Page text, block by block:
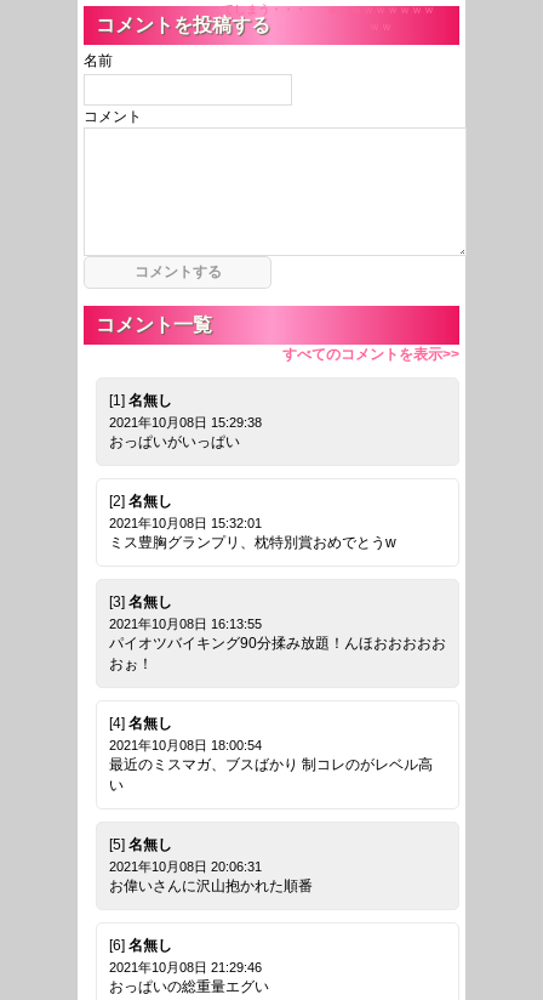
てしまう・・・
ｗｗｗｗｗｗｗｗｗ
ｗｗ
コメントを投稿する
名前
コメント
コメント一覧
すべてのコメントを表示>>
[1] 名無し
2021年10月08日 15:29:38
おっぱいがいっぱい
[2] 名無し
2021年10月08日 15:32:01
ミス豊胸グランプリ、枕特別賞おめでとうw
[3] 名無し
2021年10月08日 16:13:55
パイオツバイキング90分揉み放題！んほおおおおお
おぉ！
[4] 名無し
2021年10月08日 18:00:54
最近のミスマガ、ブスばかり 制コレのがレベル高
い
[5] 名無し
2021年10月08日 20:06:31
お偉いさんに沢山抱かれた順番
[6] 名無し
2021年10月08日 21:29:46
おっぱいの総重量エグい